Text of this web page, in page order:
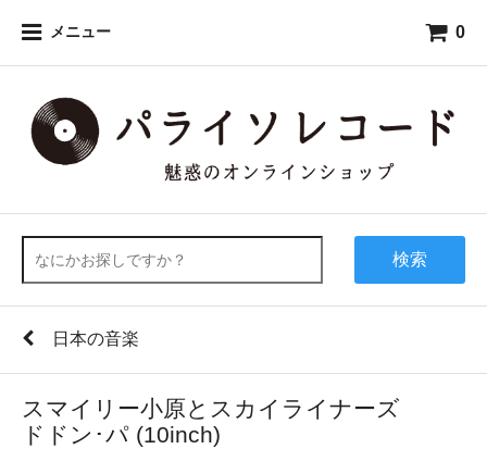
メニュー 0
検索
日本の音楽
スマイリー小原とスカイライナーズ
ドドン･パ (10inch)